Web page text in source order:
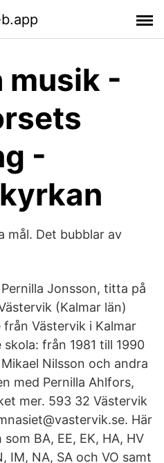
musik -
-
mål. Det bubblar av
Jonsson, titta på
(Kalmar län)
Västervik i Kalmar
från 1981 till 1990
Nilsson och andra
med Pernilla Ahlfors,
mer. 593 32 Västervik
Här
BA, EE, EK, HA, HV
IM, NA, SA och VO samt